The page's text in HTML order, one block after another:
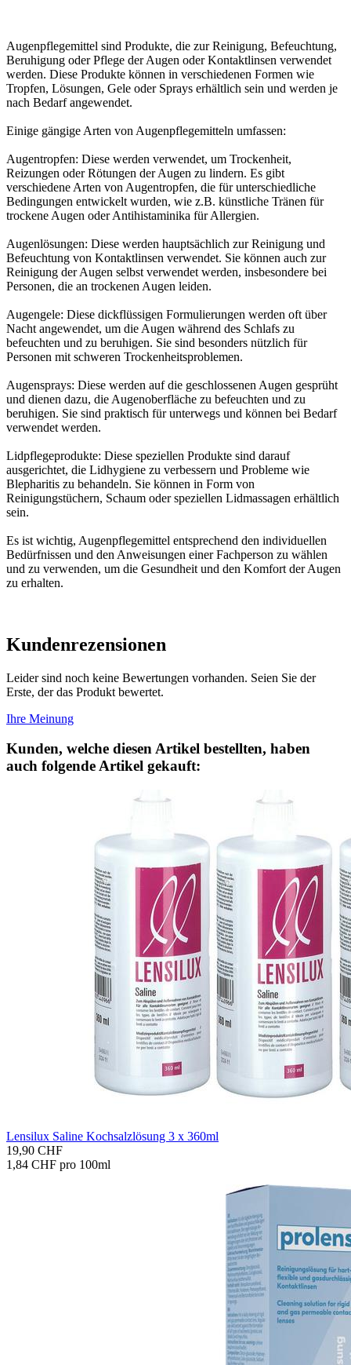
Augenpflegemittel sind Produkte, die zur Reinigung, Befeuchtung,
Beruhigung oder Pflege der Augen oder Kontaktlinsen verwendet
werden. Diese Produkte können in verschiedenen Formen wie
Tropfen, Lösungen, Gele oder Sprays erhältlich sein und werden je
nach Bedarf angewendet.
Einige gängige Arten von Augenpflegemitteln umfassen:
Augentropfen: Diese werden verwendet, um Trockenheit,
Reizungen oder Rötungen der Augen zu lindern. Es gibt
verschiedene Arten von Augentropfen, die für unterschiedliche
Bedingungen entwickelt wurden, wie z.B. künstliche Tränen für
trockene Augen oder Antihistaminika für Allergien.
Augenlösungen: Diese werden hauptsächlich zur Reinigung und
Befeuchtung von Kontaktlinsen verwendet. Sie können auch zur
Reinigung der Augen selbst verwendet werden, insbesondere bei
Personen, die an trockenen Augen leiden.
Augengele: Diese dickflüssigen Formulierungen werden oft über
Nacht angewendet, um die Augen während des Schlafs zu
befeuchten und zu beruhigen. Sie sind besonders nützlich für
Personen mit schweren Trockenheitsproblemen.
Augensprays: Diese werden auf die geschlossenen Augen gesprüht
und dienen dazu, die Augenoberfläche zu befeuchten und zu
beruhigen. Sie sind praktisch für unterwegs und können bei Bedarf
verwendet werden.
Lidpflegeprodukte: Diese speziellen Produkte sind darauf
ausgerichtet, die Lidhygiene zu verbessern und Probleme wie
Blepharitis zu behandeln. Sie können in Form von
Reinigungstüchern, Schaum oder speziellen Lidmassagen erhältlich
sein.
Es ist wichtig, Augenpflegemittel entsprechend den individuellen
Bedürfnissen und den Anweisungen einer Fachperson zu wählen
und zu verwenden, um die Gesundheit und den Komfort der Augen
zu erhalten.
Kundenrezensionen
Leider sind noch keine Bewertungen vorhanden. Seien Sie der
Erste, der das Produkt bewertet.
Ihre Meinung
Kunden, welche diesen Artikel bestellten, haben
auch folgende Artikel gekauft:
Len­si­lux Sa­li­ne Koch­salz­lö­sung 3 x 360ml
19,90 CHF
1,84 CHF pro 100ml